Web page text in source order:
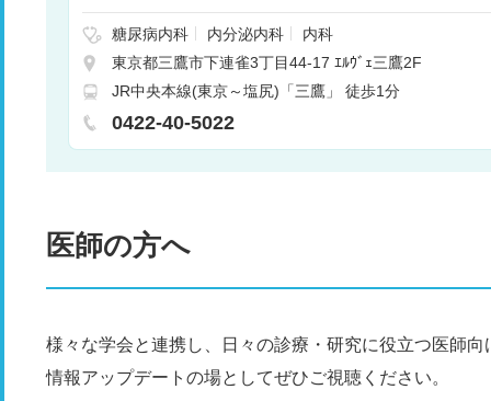
糖尿病内科 内分泌内科
内科
東京都三鷹市下連雀3丁目44-17 ｴﾙｳﾞｪ三鷹2F
JR中央本線(東京～塩尻)「三鷹」 徒歩1分
0422-40-5022
医師の方へ
様々な学会と連携し、日々の診療・研究に役立つ医師
情報アップデートの場としてぜひご視聴ください。